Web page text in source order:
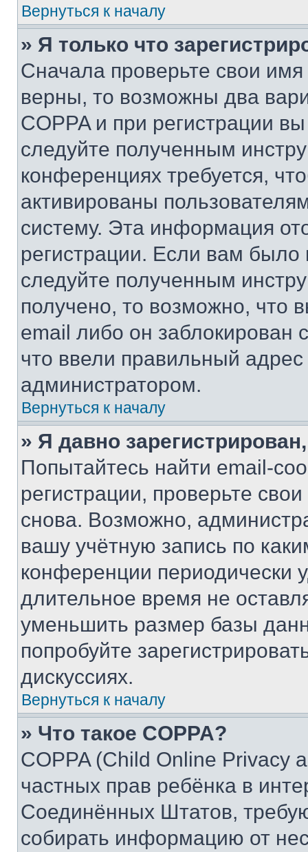
Вернуться к началу
» Я только что
Сначала проверьте свои
верны, то возможны два
COPPA и при регистрации
следуйте полученным
конференциях требуется,
активированы
систему. Эта информация
регистрации. Если вам
следуйте полученным
получено, то возможно, что
email либо он
что ввели правильный адрес
администратором.
Вернуться к началу
» Я давно
Попытайтесь найти email-
регистрации, проверьте
снова. Возможно,
вашу учётную запись по
конференции периодически
длительное время не
уменьшить размер базы
попробуйте
дискуссиях.
Вернуться к началу
» Что такое COPPA?
COPPA (Child Online Privacy
частных прав ребёнка в
Соединённых Штатов,
собирать информацию от